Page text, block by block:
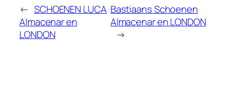
← SCHOENEN LUCA
Almacenar en
LONDON
Bastiaans Schoenen
Almacenar en LONDON
→